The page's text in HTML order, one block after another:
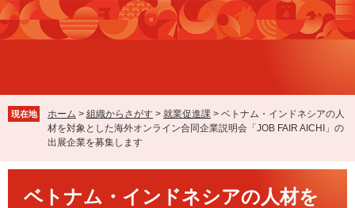
ペ
ー
ジ
で
す
メ
ニ
ュ
ば
し
現在地 ホーム > 組織からさがす > 就業促進課 > ベトナム・インドネシアの人
材を対象とした海外オンライン合同企業説明会「JOB FAIR AICHI」の
出展企業を募集します
ベトナム・インドネシアの人材を